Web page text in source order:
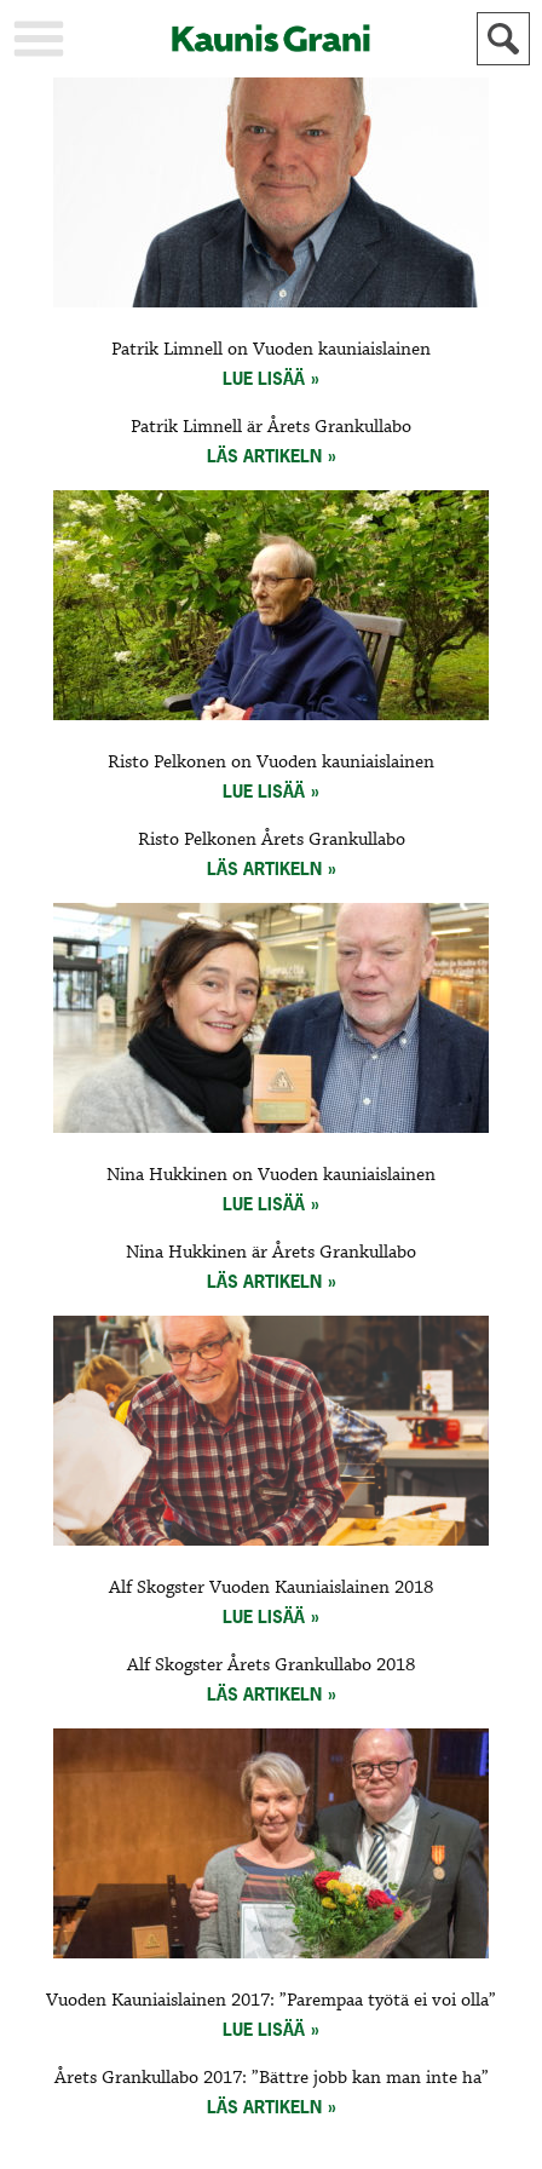
STADEN
AKTUELLT
IDROTT
KULTUR
HISTORIA
ALLMÄN
MAINOSTAJILLE
FÖR
ANNONSÖRER
Patrik Limnell on Vuoden kauniaislainen
LUE LISÄÄ
Patrik Limnell är Årets Grankullabo
LÄS ARTIKELN
Risto Pelkonen on Vuoden kauniaislainen
LUE LISÄÄ
Risto Pelkonen Årets Grankullabo
LÄS ARTIKELN
Nina Hukkinen on Vuoden kauniaislainen
LUE LISÄÄ
Nina Hukkinen är Årets Grankullabo
LÄS ARTIKELN
Alf Skogster Vuoden Kauniaislainen 2018
LUE LISÄÄ
Alf Skogster Årets Grankullabo 2018
LÄS ARTIKELN
Vuoden Kauniaislainen 2017: ”Parempaa työtä ei voi olla”
LUE LISÄÄ
Årets Grankullabo 2017: ”Bättre jobb kan man inte ha”
LÄS ARTIKELN